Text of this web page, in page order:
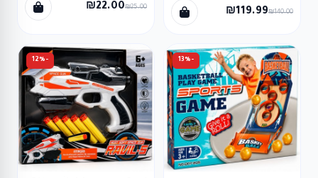
₪119.99₪140.00
₪22.00₪25.00
-13%
-12%